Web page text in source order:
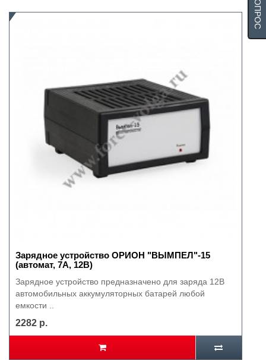
Зарядное устройство ОРИОН "ВЫМПЕЛ"-15
(автомат, 7А, 12В)
Зарядное устройство предназначено для заряда 12В
автомобильных аккумуляторных батарей любой
емкости ..
2282 р.